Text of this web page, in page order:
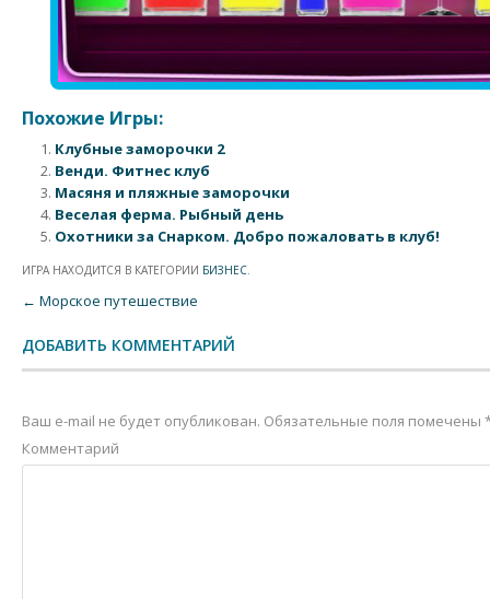
Похожие Игры:
Клубные заморочки 2
Венди. Фитнес клуб
Масяня и пляжные заморочки
Веселая ферма. Рыбный день
Охотники за Снарком. Добро пожаловать в клуб!
ИГРА НАХОДИТСЯ В КАТЕГОРИИ БИЗНЕС.
Post navigation
← Морское путешествие
ДОБАВИТЬ КОММЕНТАРИЙ
Ваш e-mail не будет опубликован. Обязательные поля помечены
Комментарий